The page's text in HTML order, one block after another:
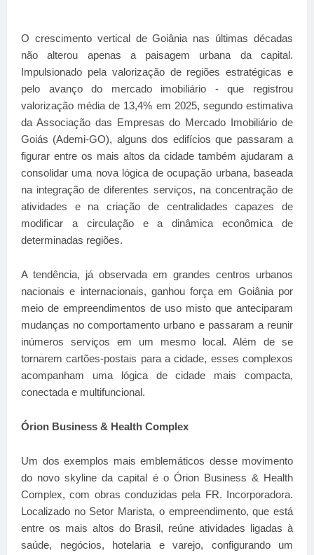
O crescimento vertical de Goiânia nas últimas décadas
não alterou apenas a paisagem urbana da capital.
Impulsionado pela valorização de regiões estratégicas e
pelo avanço do mercado imobiliário - que registrou
valorização média de 13,4% em 2025, segundo estimativa
da Associação das Empresas do Mercado Imobiliário de
Goiás (Ademi-GO), alguns dos edifícios que passaram a
figurar entre os mais altos da cidade também ajudaram a
consolidar uma nova lógica de ocupação urbana, baseada
na integração de diferentes serviços, na concentração de
atividades e na criação de centralidades capazes de
modificar a circulação e a dinâmica econômica de
determinadas regiões.
A tendência, já observada em grandes centros urbanos
nacionais e internacionais, ganhou força em Goiânia por
meio de empreendimentos de uso misto que anteciparam
mudanças no comportamento urbano e passaram a reunir
inúmeros serviços em um mesmo local. Além de se
tornarem cartões-postais para a cidade, esses complexos
acompanham uma lógica de cidade mais compacta,
conectada e multifuncional.
Órion Business & Health Complex
Um dos exemplos mais emblemáticos desse movimento
do novo skyline da capital é o Órion Business & Health
Complex, com obras conduzidas pela FR. Incorporadora.
Localizado no Setor Marista, o empreendimento, que está
entre os mais altos do Brasil, reúne atividades ligadas à
saúde, negócios, hotelaria e varejo, configurando um